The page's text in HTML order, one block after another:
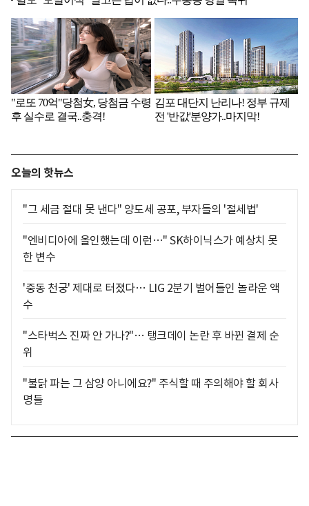
오늘의 핫뉴스
"그 세금 절대 못 낸다" 양도세 공포, 부자들의 '절세법'
"엔비디아에 올인했는데 이런…" SK하이닉스가 예상치 못
한 변수
'중동 천궁' 제대로 터졌다… LIG 2분기 벌어들인 놀라운 액
수
"스타벅스 진짜 안 가나?"… 탱크데이 논란 후 바뀐 결제 순
위
"불닭 파는 그 삼양 아니에요?" 주식할 때 주의해야 할 회사
명들